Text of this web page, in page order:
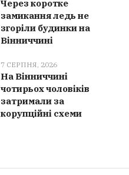
Через коротке
замикання ледь не
згоріли будинки на
Вінниччині
7 СЕРПНЯ, 2026
На Вінниччині
чотирьох чоловіків
затримали за
корупційні схеми